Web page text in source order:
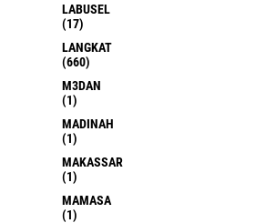
LABUSEL
(17)
LANGKAT
(660)
M3DAN
(1)
MADINAH
(1)
MAKASSAR
(1)
MAMASA
(1)